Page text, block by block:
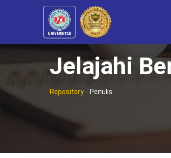
Jelajahi
Repository - Penulis